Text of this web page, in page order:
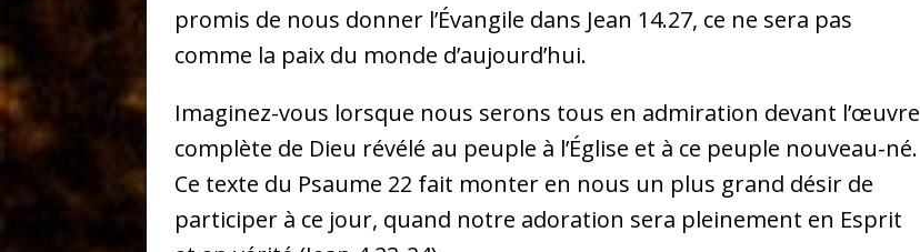
promis de nous donner l’Évangile dans Jean 14.27, ce ne sera pas
comme la paix du monde d’aujourd’hui.
Imaginez-vous lorsque nous serons tous en admiration devant l’œuvre
complète de Dieu révélé au peuple à l’Église et à ce peuple nouveau-né.
Ce texte du Psaume 22 fait monter en nous un plus grand désir de
participer à ce jour, quand notre adoration sera pleinement en Esprit